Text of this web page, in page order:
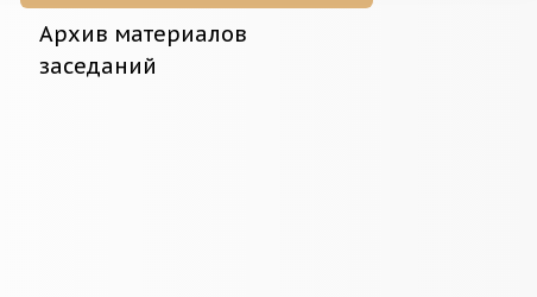
Архив материалов
заседаний